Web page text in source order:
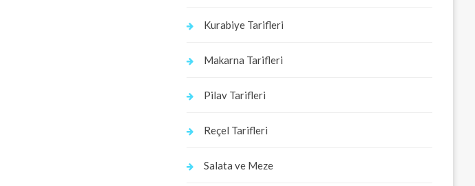
Kurabiye Tarifleri
Makarna Tarifleri
Pilav Tarifleri
Reçel Tarifleri
Salata ve Meze